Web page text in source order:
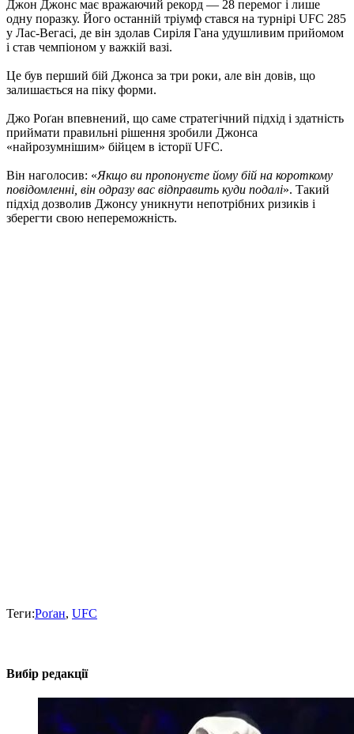
Джон Джонс має вражаючий рекорд — 28 перемог і лише
одну поразку. Його останній тріумф стався на турнірі UFC 285
у Лас-Вегасі, де він здолав Сиріля Гана удушливим прийомом
і став чемпіоном у важкій вазі.
Це був перший бій Джонса за три роки, але він довів, що
залишається на піку форми.
Джо Роґан впевнений, що саме стратегічний підхід і здатність
приймати правильні рішення зробили Джонса
«найрозумнішим» бійцем в історії UFC.
Він наголосив: «Якщо ви пропонуєте йому бій на короткому
повідомленні, він одразу вас відправить куди подалі». Такий
підхід дозволив Джонсу уникнути непотрібних ризиків і
зберегти свою непереможність.
Теги:Роґан, UFC
Вибір редакції